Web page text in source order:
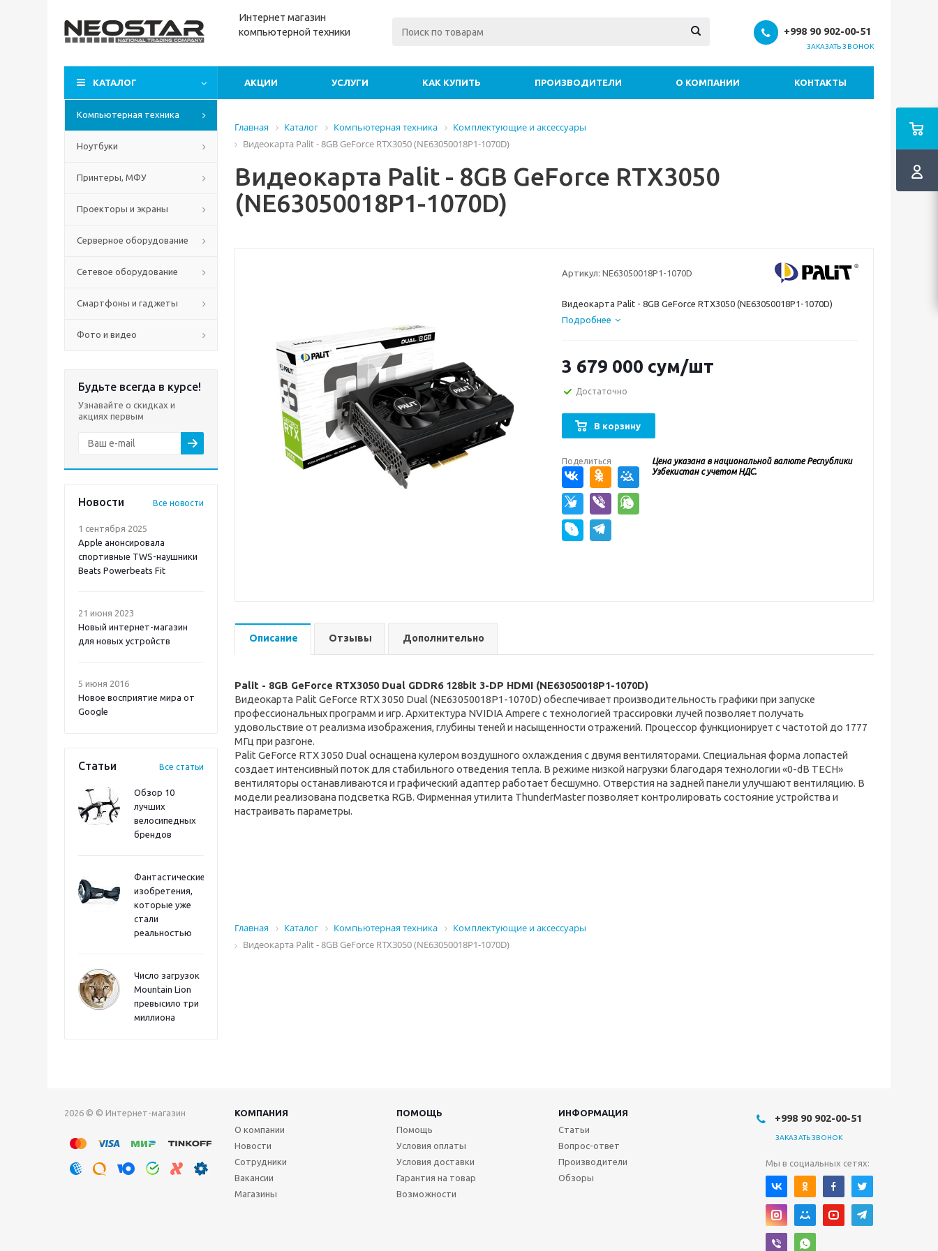
Интернет магазин
компьютерной техники
+998 90 902-00-51
ЗАКАЗАТЬ ЗВОНОК
КАТАЛОГ АКЦИИ УСЛУГИ КАК КУПИТЬ ПРОИЗВОДИТЕЛИ О КОМПАНИИ КОНТАКТЫ
Компьютерная техника
Ноутбуки
Принтеры, МФУ
Проекторы и экраны
Серверное оборудование
Сетевое оборудование
Смартфоны и гаджеты
Фото и видео
Будьте всегда в курсе!
Узнавайте о скидках и
акциях первым
Новости Все новости
1 сентября 2025
Apple анонсировала
спортивные TWS-наушники
Beats Powerbeats Fit
21 июня 2023
Новый интернет-магазин
для новых устройств
5 июня 2016
Новое восприятие мира от
Google
Статьи Все статьи
Обзор 10
лучших
велосипедных
брендов
Фантастические
изобретения,
которые уже
стали
реальностью
Число загрузок
Mountain Lion
превысило три
миллиона
Главная Каталог Компьютерная техника
Комплектующие и аксессуары
Видеокарта Palit - 8GB GeForce RTX3050 (NE63050018P1-1070D)
Видеокарта Palit - 8GB GeForce RTX3050
(NE63050018P1-1070D)
Артикул: NE63050018P1-1070D
Видеокарта Palit - 8GB GeForce RTX3050 (NE63050018P1-1070D)
Подробнее
3 679 000 сум/шт
Достаточно
В корзину
Поделиться
Цена указана в национальной валюте Республики
Узбекистан с учетом НДС.
Описание Отзывы Дополнительно
Palit - 8GB GeForce RTX3050 Dual GDDR6 128bit 3-DP HDMI (NE63050018P1-1070D)
Видеокарта Palit GeForce RTX 3050 Dual (NE63050018P1-1070D) обеспечивает производительность графики при запуске
профессиональных программ и игр. Архитектура NVIDIA Ampere с технологией трассировки лучей позволяет получать
удовольствие от реализма изображения, глубины теней и насыщенности отражений. Процессор функционирует с частотой до 1777
МГц при разгоне.
Palit GeForce RTX 3050 Dual оснащена кулером воздушного охлаждения с двумя вентиляторами. Специальная форма лопастей
создает интенсивный поток для стабильного отведения тепла. В режиме низкой нагрузки благодаря технологии «0-dB TECH»
вентиляторы останавливаются и графический адаптер работает бесшумно. Отверстия на задней панели улучшают вентиляцию. В
модели реализована подсветка RGB. Фирменная утилита ThunderMaster позволяет контролировать состояние устройства и
настраивать параметры.
Главная Каталог Компьютерная техника
Комплектующие и аксессуары
Видеокарта Palit - 8GB GeForce RTX3050 (NE63050018P1-1070D)
2026 © © Интернет-магазин КОМПАНИЯ ПОМОЩЬ
ИНФОРМАЦИЯ
О компании
Новости
Сотрудники
Вакансии
Магазины
Помощь
Условия оплаты
Условия доставки
Гарантия на товар
Возможности
Статьи
Вопрос-ответ
Производители
Обзоры
+998 90 902-00-51
ЗАКАЗАТЬ ЗВОНОК
Мы в социальных сетях: